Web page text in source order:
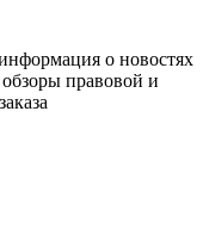
о новостях
обзоры правовой и